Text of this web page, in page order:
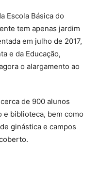
Escola Básica do
tem apenas jardim
em julho de 2017,
e da Educação,
o alargamento ao
de 900 alunos
biblioteca, bem como
ginástica e campos